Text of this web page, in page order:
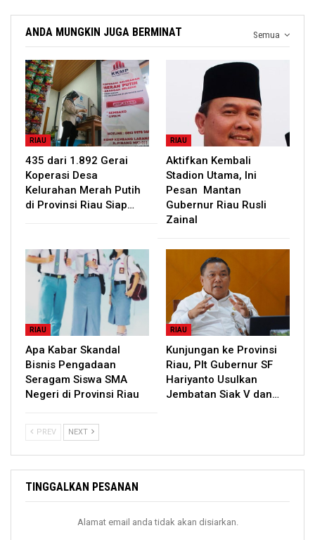
Semua
ANDA MUNGKIN JUGA BERMINAT
RIAU
435 dari 1.892 Gerai
Koperasi Desa
Kelurahan Merah Putih
di Provinsi Riau Siap…
RIAU
Aktifkan Kembali
Stadion Utama, Ini
Pesan Mantan
Gubernur Riau Rusli
Zainal
RIAU
Apa Kabar Skandal
Bisnis Pengadaan
Seragam Siswa SMA
Negeri di Provinsi Riau
RIAU
Kunjungan ke Provinsi
Riau, Plt Gubernur SF
Hariyanto Usulkan
Jembatan Siak V dan…
PREV NEXT
TINGGALKAN PESANAN
Alamat email anda tidak akan disiarkan.